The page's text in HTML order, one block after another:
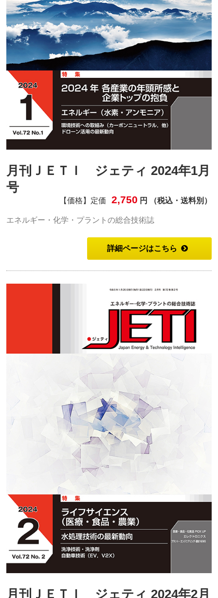
月刊ＪＥＴＩ ジェティ 2024年1月
号
【価格】定価 2,750 円 （税込・送料別）
エネルギー・化学・プラントの総合技術誌
詳細ページはこちら
月刊ＪＥＴＩ ジェティ 2024年2月